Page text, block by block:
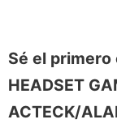
Sé el primero
HEADSET
ACTECK/